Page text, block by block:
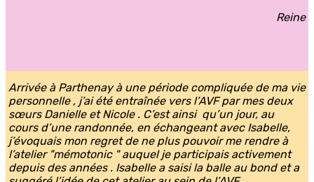
Reine
Arrivée à Parthenay à une période compliquée de ma vie
personnelle , j’ai été entraînée vers l’AVF par mes deux
sœurs Danielle et Nicole . C’est ainsi qu’un jour, au
cours d’une randonnée, en échangeant avec Isabelle,
j’évoquais mon regret de ne plus pouvoir me rendre à
l’atelier "mémotonic " auquel je participais activement
depuis des années . Isabelle a saisi la balle au bond et a